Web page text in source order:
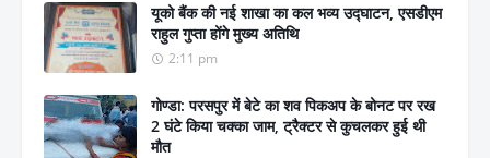
यूको बैंक की नई शाखा का कल भव्य उद्घाटन, एसडीएम
राहुल गुप्ता होंगे मुख्य अतिथि
2:11 pm
गोण्डा: परसपुर में बेटे का शव पिकअप के बोनट पर रख
2 घंटे किया चक्का जाम, ट्रैक्टर से कुचलकर हुई थी
मौत